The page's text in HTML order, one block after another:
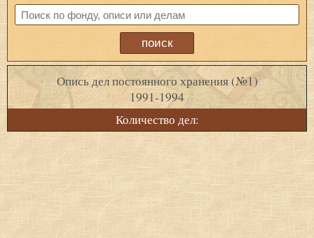
Опись дел постоянного хранения (№1)
1991-1994
Количество дел: